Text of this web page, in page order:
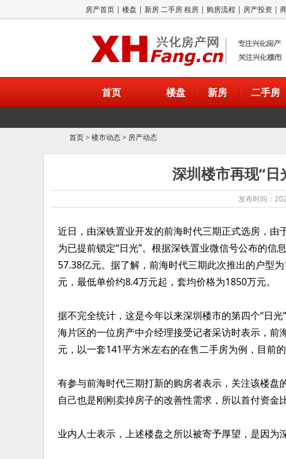
房产首页 | 楼盘 | 新房二手房租房 | 购房流程 | 房产投资 |
首页 楼盘 新房 二手房
首页> 楼市动态> 房产动态
深圳楼市再现“
发布时间：
近日，由深铁置业开发的前海时代三期正式选房，
为已提前锁定“日光”。根据深铁置业微信号公布的
57.38亿元。据了解，前海时代三期此次推出的户型
元，最低单价约8.4万元起，套均价格为1850万元。
据不完全统计，这是今年以来深圳楼市的第四个“日
海片区的一位房产中介经理接受记者采访时表示，
元，以一套141平方米左右的在售二手房为例，目前
有参与前海时代三期打新的购房者表示，关注该楼
自己也是刚刚卖掉房子的改善性需求，所以首付资金
业内人士表示，上述楼盘之所以被寄予厚望，是因为